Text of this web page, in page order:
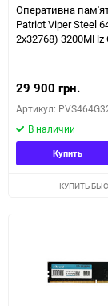
Оперативна
Patriot Viper Steel
2x32768) 3200MHz
29 900 грн.
Артикул:
В наличии
Купить
КУПИТЬ